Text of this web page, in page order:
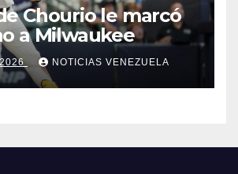
Chourio le marcó
a Milwaukee
2026 NOTICIAS VENEZUELA